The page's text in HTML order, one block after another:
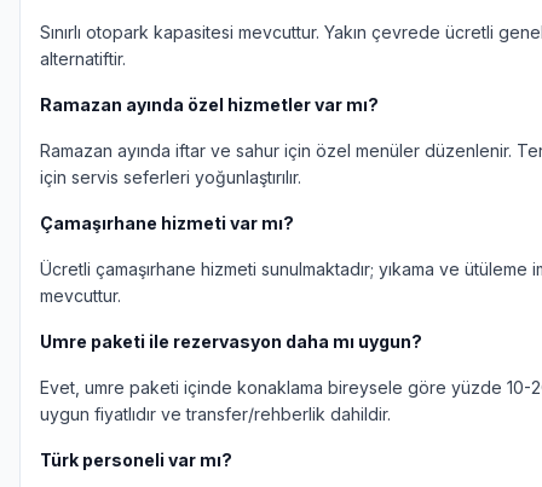
Sınırlı otopark kapasitesi mevcuttur. Yakın çevrede ücretli
alternatiftir.
Ramazan ayında özel hizmetler var mı?
Ramazan ayında iftar ve sahur için özel menüler düzenlenir.
için servis seferleri yoğunlaştırılır.
Çamaşırhane hizmeti var mı?
Ücretli çamaşırhane hizmeti sunulmaktadır; yıkama ve ütüleme
mevcuttur.
Umre paketi ile rezervasyon daha mı uygun?
Evet, umre paketi içinde konaklama bireysele göre yüzde 10-
uygun fiyatlıdır ve transfer/rehberlik dahildir.
Türk personeli var mı?